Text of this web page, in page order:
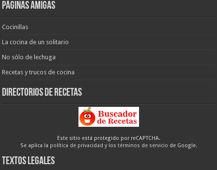
Páginas amigas
Cocinillas
La cocina de un solitario
No sólo de lechuga
Recetas y trucos de cocina
Directorios de recetas
Este sitio está protegido por reCAPTCHA.
Se aplica la política de privacidad y los términos de servicio de Google.
Textos legales